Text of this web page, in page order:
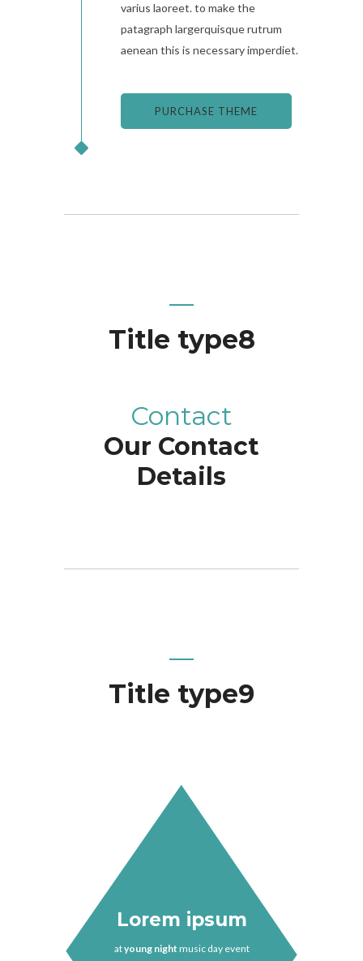
varius laoreet. to make the
patagraph largerquisque rutrum
aenean this is necessary imperdiet.
PURCHASE THEME
Title type8
Contact
Our Contact
Details
Title type9
Lorem ipsum
atyoung night music day event